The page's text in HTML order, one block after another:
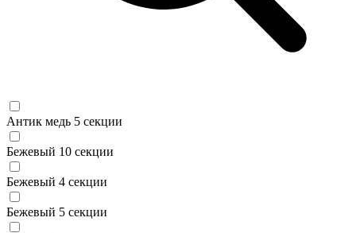
Антик медь 5 секции
Бежевый 10 секции
Бежевый 4 секции
Бежевый 5 секции